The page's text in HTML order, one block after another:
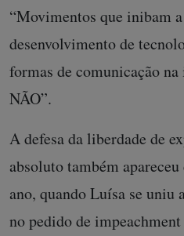
“Movimentos que inibam
desenvolvimento de
formas de comunicação
NÃO”.
A defesa da liberdade de
absoluto também
ano, quando Luísa se uniu
no pedido de